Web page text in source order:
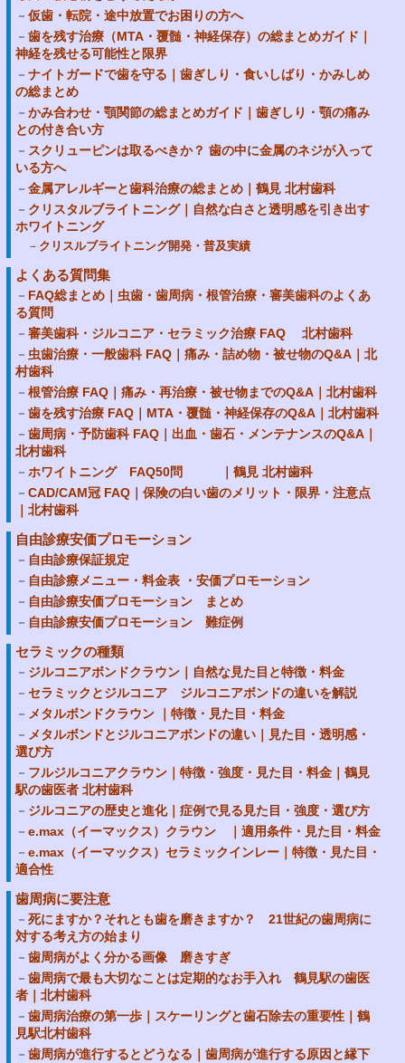
仮歯・転院・途中放置でお困りの方へ
歯を残す治療（MTA・覆髄・神経保存）の総まとめガイド｜
神経を残せる可能性と限界
ナイトガードで歯を守る｜歯ぎしり・食いしばり・かみしめ
の総まとめ
かみ合わせ・顎関節の総まとめガイド｜歯ぎしり・顎の痛み
との付き合い方
スクリューピンは取るべきか？ 歯の中に金属のネジが入って
いる方へ
金属アレルギーと歯科治療の総まとめ｜鶴見 北村歯科
クリスタルブライトニング｜自然な白さと透明感を引き出す
ホワイトニング
クリスルブライトニング開発・普及実績
よくある質問集
FAQ総まとめ｜虫歯・歯周病・根管治療・審美歯科のよくあ
る質問
審美歯科・ジルコニア・セラミック治療 FAQ 北村歯科
虫歯治療・一般歯科 FAQ｜痛み・詰め物・被せ物のQ&A｜北
村歯科
根管治療 FAQ｜痛み・再治療・被せ物までのQ&A｜北村歯科
歯を残す治療 FAQ｜MTA・覆髄・神経保存のQ&A｜北村歯科
歯周病・予防歯科 FAQ｜出血・歯石・メンテナンスのQ&A｜
北村歯科
ホワイトニング FAQ50問 ｜鶴見 北村歯科
CAD/CAM冠 FAQ｜保険の白い歯のメリット・限界・注意点
｜北村歯科
自由診療安価プロモーション
自由診療保証規定
自由診療メニュー・料金表 ・安価プロモーション
自由診療安価プロモーション まとめ
自由診療安価プロモーション 難症例
セラミックの種類
ジルコニアボンドクラウン｜自然な見た目と特徴・料金
セラミックとジルコニア ジルコニアボンドの違いを解説
メタルボンドクラウン ｜特徴・見た目・料金
メタルボンドとジルコニアボンドの違い｜見た目・透明感・
選び方
フルジルコニアクラウン｜特徴・強度・見た目・料金｜鶴見
駅の歯医者 北村歯科
ジルコニアの歴史と進化｜症例で見る見た目・強度・選び方
e.max（イーマックス）クラウン ｜適用条件・見た目・料金
e.max（イーマックス）セラミックインレー｜特徴・見た目・
適合性
歯周病に要注意
死にますか？それとも歯を磨きますか？ 21世紀の歯周病に
対する考え方の始まり
歯周病がよく分かる画像 磨きすぎ
歯周病で最も大切なことは定期的なお手入れ 鶴見駅の歯医
者｜北村歯科
歯周病治療の第一歩｜スケーリングと歯石除去の重要性｜鶴
見駅北村歯科
歯周病が進行するとどうなる｜歯周病が進行する原因と縁下